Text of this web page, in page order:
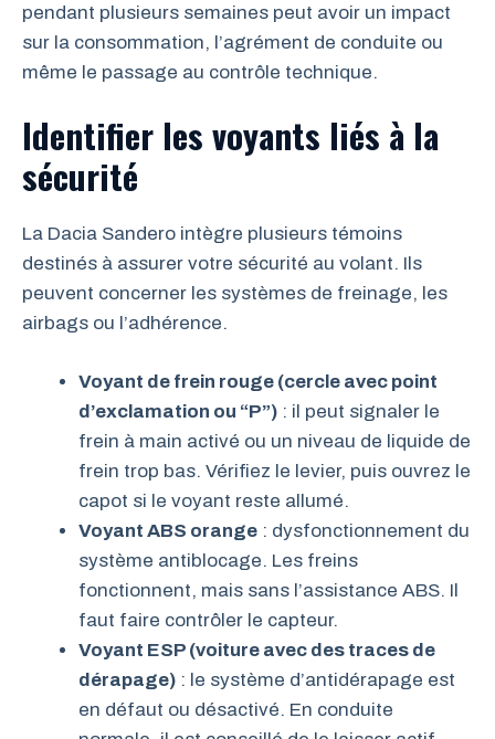
pendant plusieurs semaines peut avoir un impact
sur la consommation, l’agrément de conduite ou
même le passage au contrôle technique.
Identifier les voyants liés à la
sécurité
La Dacia Sandero intègre plusieurs témoins
destinés à assurer votre sécurité au volant. Ils
peuvent concerner les systèmes de freinage, les
airbags ou l’adhérence.
Voyant de frein rouge (cercle avec point
d’exclamation ou “P”) : il peut signaler le
frein à main activé ou un niveau de liquide de
frein trop bas. Vérifiez le levier, puis ouvrez le
capot si le voyant reste allumé.
Voyant ABS orange : dysfonctionnement du
système antiblocage. Les freins
fonctionnent, mais sans l’assistance ABS. Il
faut faire contrôler le capteur.
Voyant ESP (voiture avec des traces de
dérapage) : le système d’antidérapage est
en défaut ou désactivé. En conduite